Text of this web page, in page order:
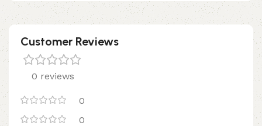
Customer Reviews
0 reviews
0
0